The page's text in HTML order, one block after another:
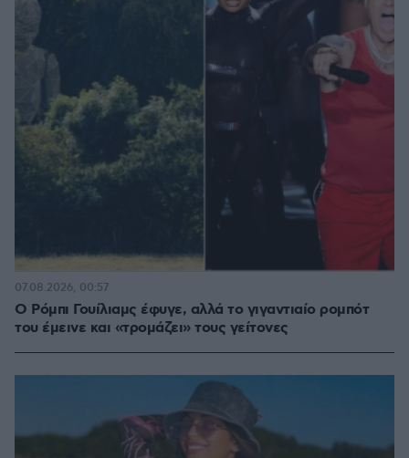
Ο Ρόμπι Γουίλιαμς έφυγε, αλλά το γιγαντιαίο ρομπότ
του έμεινε και «τρομάζει» τους γείτονες
07.08.2026, 00:57